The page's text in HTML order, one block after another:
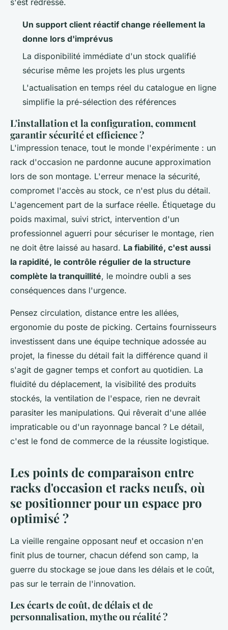
Un support client réactif change réellement la
donne lors d'imprévus
La disponibilité immédiate d'un stock qualifié
sécurise même les projets les plus urgents
L'actualisation en temps réel du catalogue en ligne
simplifie la pré-sélection des références
L'installation et la configuration, comment
garantir sécurité et efficience ?
L'impression tenace, tout le monde l'expérimente : un
rack d'occasion ne pardonne aucune approximation
lors de son montage. L'erreur menace la sécurité,
compromet l'accès au stock, ce n'est plus du détail.
L'agencement part de la surface réelle. Étiquetage du
poids maximal, suivi strict, intervention d'un
professionnel aguerri pour sécuriser le montage, rien
ne doit être laissé au hasard. La fiabilité, c'est aussi
la rapidité, le contrôle régulier de la structure
complète la tranquillité, le moindre oubli a ses
conséquences dans l'urgence.
Pensez circulation, distance entre les allées,
ergonomie du poste de picking. Certains fournisseurs
investissent dans une équipe technique adossée au
projet, la finesse du détail fait la différence quand il
s'agit de gagner temps et confort au quotidien. La
fluidité du déplacement, la visibilité des produits
stockés, la ventilation de l'espace, rien ne devrait
parasiter les manipulations. Qui rêverait d'une allée
impraticable ou d'un rayonnage bancal ? Le détail,
c'est le fond de commerce de la réussite logistique.
Les points de comparaison entre
racks d'occasion et racks neufs, où
se positionner pour un espace pro
optimisé ?
La vieille rengaine opposant neuf et occasion n'en
finit plus de tourner, chacun défend son camp, la
guerre du stockage se joue dans les délais et le coût,
pas sur le terrain de l'innovation.
Les écarts de coût, de délais et de
personnalisation, mythe ou réalité ?